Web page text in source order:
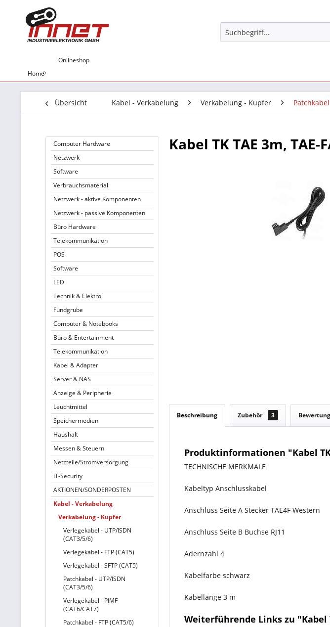
Home
Onlineshop
Übersicht Kabel - Verkabelung Verkabelung - Kupfer
Computer Hardware
Netzwerk
Software
Verbrauchsmaterial
Netzwerk - aktive Komponenten
Netzwerk - passive Komponenten
Büro Hardware
Telekommunikation
POS
Software
LED
Technik & Elektro
Fundgrube
Computer & Notebooks
Büro & Entertainment
Telekommunikation
Kabel & Adapter
Server & NAS
Anzeige & Peripherie
Leuchtmittel
Speichermedien
Haushalt
Messen & Steuern
Netzteile/Stromversorgung
IT-Security
AKTIONEN/SONDERPOSTEN
Kabel - Verkabelung
Verkabelung - Kupfer
Verlegekabel - UTP/ISDN
(CAT3/5/6)
Verlegekabel - FTP (CAT5)
Verlegekabel - SFTP (CAT5)
Patchkabel - UTP/ISDN
(CAT3/5/6)
Verlegekabel - PIMF
(CAT6/CAT7)
Patchkabel - FTP (CAT5/6)
Kabel TK TAE 3m, TAE-
Beschreibung Zubehör 3
Produktinformationen "Kabel TK
TECHNISCHE MERKMALE
Kabeltyp Anschlusskabel
Anschluss Seite A Stecker TAE4F Western
Anschluss Seite B Buchse RJ11
Adernzahl 4
Kabelfarbe schwarz
Kabellänge 3 m
Weiterführende Links zu "Kabel